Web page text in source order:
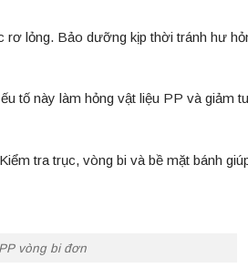
lỏng. Bảo dưỡng kịp thời tránh hư
tố này làm hỏng vật liệu PP và giảm
tra trục, vòng bi và bề mặt bánh
vòng bi đơn